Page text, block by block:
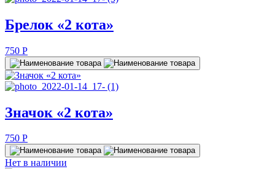
Брелок «2 кота»
750 P
Значок «2 кота»
750 P
Нет в наличии